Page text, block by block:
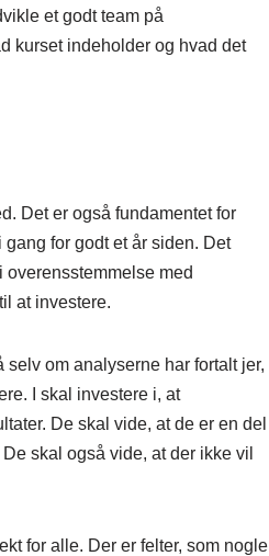
et godt team på
kurset indeholder og hvad det
Det er også fundamentet for
for godt et år siden. Det
overensstemmelse med
at investere.
om analyserne har fortalt jer,
I skal investere i, at
De skal vide, at de er en del
De skal også vide, at der ikke vil
for alle. Der er felter, som nogle